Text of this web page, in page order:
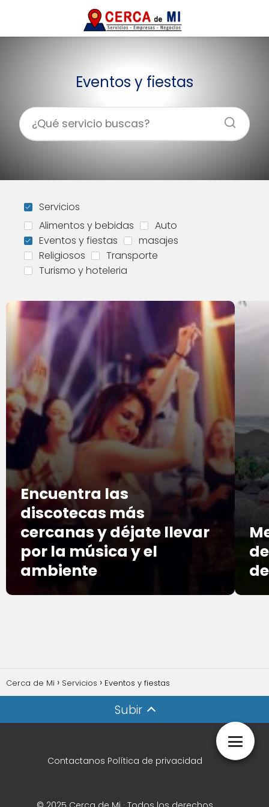
Eventos y fiestas
Servicios
Alimentos y bebidas
Auto
Eventos y fiestas
masajes
Religiosos
Transporte
Turismo y hoteleria
Encuentra las
discotecas más
cercanas y déjate llevar
por la música y el
ambiente
Cerca de Mi Servicios Eventos y fiestas
Subir
Contactanos Política de privacidad